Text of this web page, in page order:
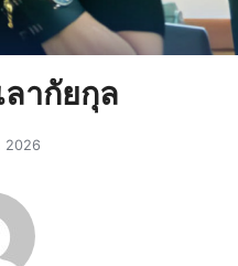
ลากัยกุล
2026